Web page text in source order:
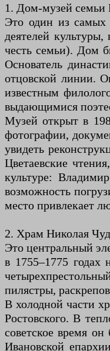
1. Дом-музей семьи
Это один из самых
деятелей
честь семьи). Дом
Основатель
отцовской линии.
известным
выдающимися
Музей открыт в
фотографии,
увидеть
Цветаевские
культуре:
возможность
место привлекает
2. Храм Николая
Это центральный
в 1755–1775 годах
пилястры,
В холодной части
Ростовского. В
советское время
Ивановской